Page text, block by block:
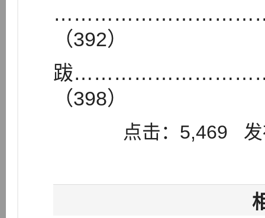
（392）
跋
（398）
点击：5,469